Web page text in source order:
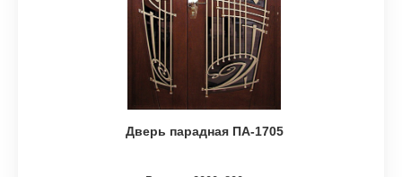
Дверь парадная ПА-1705